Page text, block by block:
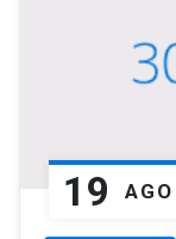
19 AGO